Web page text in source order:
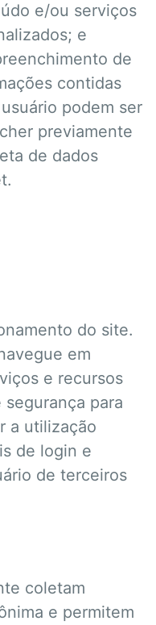
e/ou serviços
e
de
contidas
podem ser
previamente
de dados
do site.
em
e recursos
para
a utilização
de login e
de terceiros
coletam
e permitem